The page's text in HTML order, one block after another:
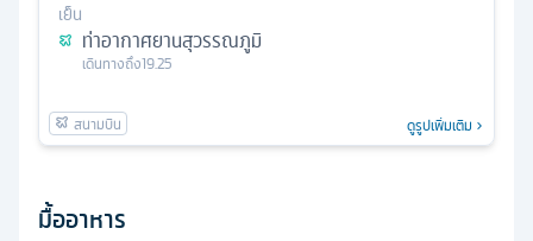
เย็น
ท่าอากาศยานสุวรรณภูมิ
เดินทางถึง19.25
ดูรูปเพิ่มเติม
มื้ออาหาร